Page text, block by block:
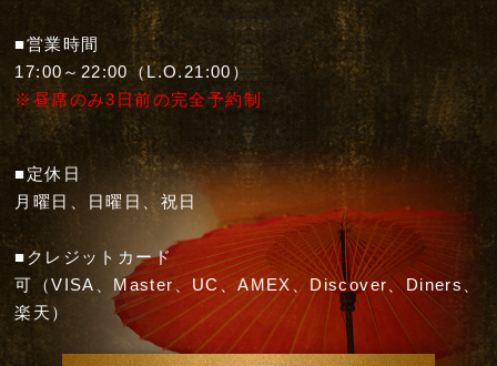
■営業時間
17:00～22:00（L.O.21:00）
※昼席のみ3日前の完全予約制
■定休日
月曜日、日曜日、祝日
■クレジットカード
可（VISA、Master、UC、AMEX、Discover、Diners、
楽天）